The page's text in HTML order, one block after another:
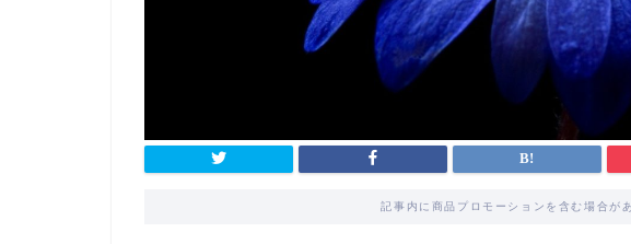
記事内に商品プロモーションを含む場合が